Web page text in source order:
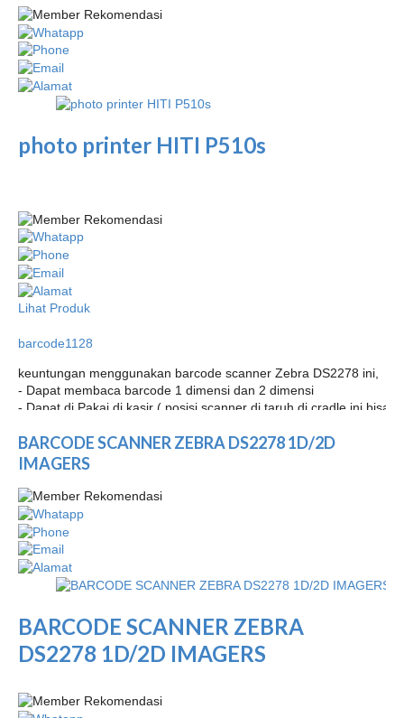
photo printer HITI P510s
Lihat Produk
barcode1128
keuntungan menggunakan barcode scanner Zebra DS2278 ini,
- Dapat membaca barcode 1 dimensi dan 2 dimensi
- Dapat di Pakai di kasir ( posisi scanner di taruh di cradle ini bisa
- Bs di cas tanpa menggunakan cradle, dlm pengisian baterai, bs
kabel usb micro HP / di cas menggunakan charger HP.
…
BARCODE SCANNER ZEBRA DS2278 1D/2D
IMAGERS
BARCODE SCANNER ZEBRA
DS2278 1D/2D IMAGERS